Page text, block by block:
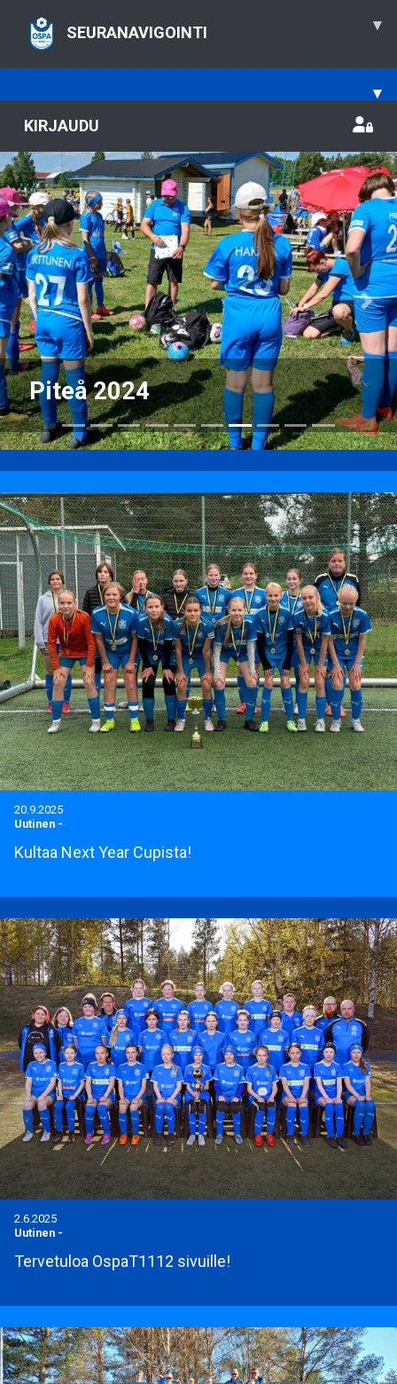
SEURANAVIGOINTI ▾
▾
KIRJAUDU
Peliasut
Previous
20.9.2025
Uutinen -
Kultaa Next Year Cupista!
2.6.2025
Uutinen -
Tervetuloa OspaT1112 sivuille!